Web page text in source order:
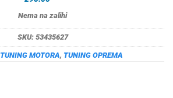
Nema na zalihi
SKU: 53435627
TUNING MOTORA, TUNING OPREMA